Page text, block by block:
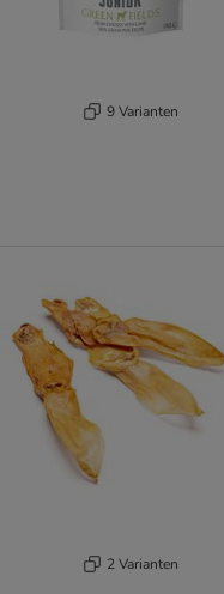
9 Varianten
2 Varianten